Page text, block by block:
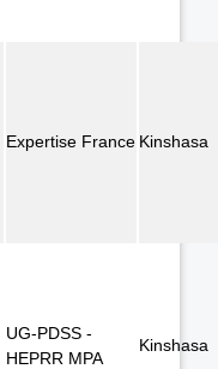
Expertise France Kinshasa
UG-PDSS -
HEPRR MPA
Kinshasa